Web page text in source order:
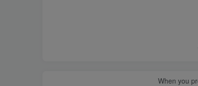
When you